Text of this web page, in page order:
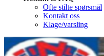
Ofte stilte spørsmål
Kontakt oss
Klage/varsling